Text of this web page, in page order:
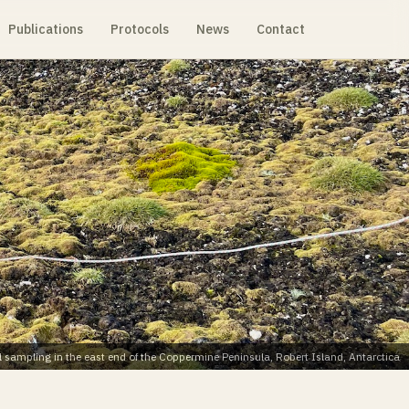
Publications Protocols News Contact
sampling in the east end of the Coppermine Peninsula, Robert Island, Antarctica